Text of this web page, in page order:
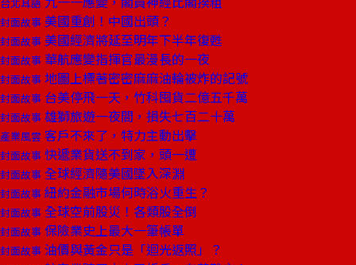
封面故事 美國重創！中國出頭？
封面故事 美國經濟將延至明年下半年復甦
封面故事 華航應變指揮官最漫長的一夜
封面故事 地圖上標著密密麻麻油輪被炸的記號
封面故事 台美停飛一天，竹科囤貨二億五千萬
封面故事 雄獅旅遊一夜間，損失七百二十萬
產業風雲 客戶不來了，特力主動出擊
封面故事 快遞業貨送不到家，頭一遭
封面故事 全球經濟隨美國墜入深淵
封面故事 紐約金融市場何時浴火重生？
封面故事 全球空前股災！各類股全倒
封面故事 保險業史上最大一筆帳單
封面故事 油價與黃金只是「迴光返照」？